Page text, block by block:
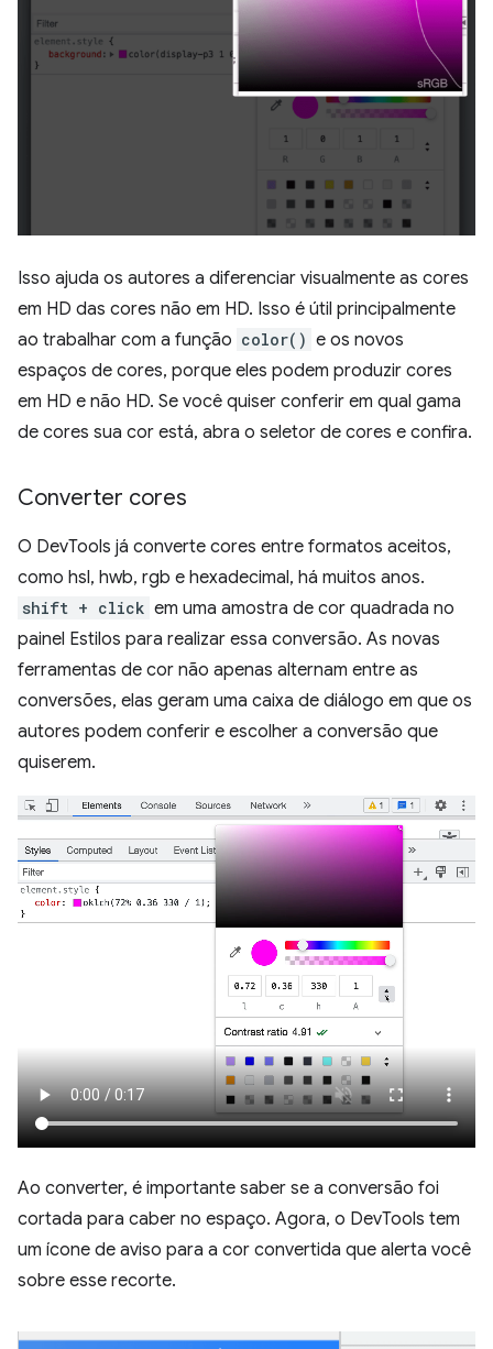
Isso ajuda os autores a diferenciar visualmente as cores
em HD das cores não em HD. Isso é útil principalmente
ao trabalhar com a função color() e os novos
espaços de cores, porque eles podem produzir cores
em HD e não HD. Se você quiser conferir em qual gama
de cores sua cor está, abra o seletor de cores e confira.
Converter cores
O DevTools já converte cores entre formatos aceitos,
como hsl, hwb, rgb e hexadecimal, há muitos anos.
shift + click em uma amostra de cor quadrada no
painel Estilos para realizar essa conversão. As novas
ferramentas de cor não apenas alternam entre as
conversões, elas geram uma caixa de diálogo em que os
autores podem conferir e escolher a conversão que
quiserem.
Ao converter, é importante saber se a conversão foi
cortada para caber no espaço. Agora, o DevTools tem
um ícone de aviso para a cor convertida que alerta você
sobre esse recorte.